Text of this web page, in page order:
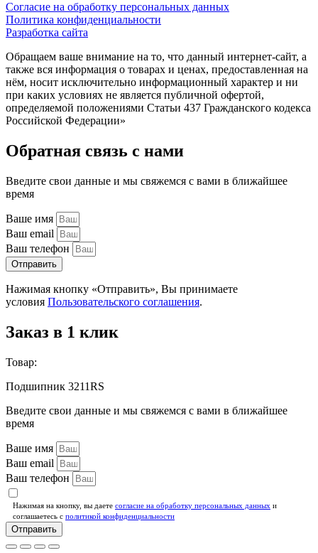
Согласие на обработку персональных данных
Политика конфиденциальности
Разработка сайта
Обращаем ваше внимание на то, что данный интернет-сайт, а
также вся информация о товарах и ценах, предоставленная на
нём, носит исключительно информационный характер и ни
при каких условиях не является публичной офертой,
определяемой положениями Статьи 437 Гражданского кодекса
Российской Федерации»
Обратная связь с нами
Введите свои данные и мы свяжемся с вами в ближайшее
время
Ваше имя
Ваш email
Ваш телефон
Отправить
Нажимая кнопку «Отправить», Вы принимаете
условия Пользовательского соглашения.
Заказ в 1 клик
Товар:
Подшипник 3211RS
Введите свои данные и мы свяжемся с вами в ближайшее
время
Ваше имя
Ваш email
Ваш телефон
Нажимая на кнопку, вы даете согласие на обработку персональных данных и
соглашаетесь c политикой конфиденциальности
Отправить